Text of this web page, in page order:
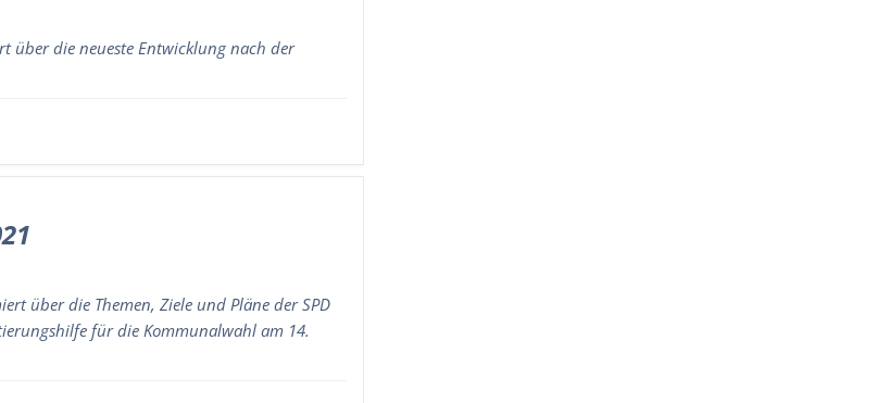
über die neueste Entwicklung nach der
über die Themen, Ziele und Pläne der SPD
für die Kommunalwahl am 14.